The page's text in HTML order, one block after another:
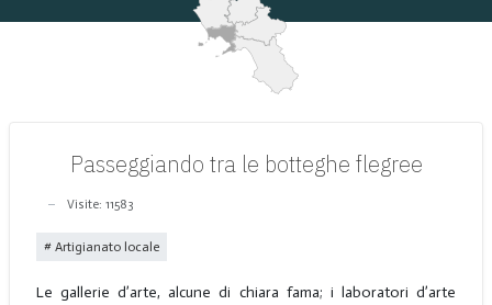
Passeggiando tra le botteghe flegree
Visite: 11583
Artigianato locale
Le gallerie d’arte, alcune di chiara fama; i laboratori d’arte